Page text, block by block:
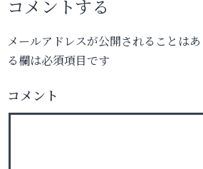
コメントする
メールアドレスが公開されることはあ
る欄は必須項目です
コメント